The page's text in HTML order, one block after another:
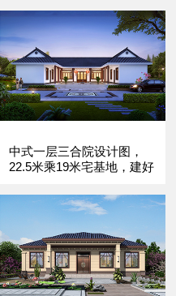
中式一层三合院设计图，
22.5米乘19米宅基地，建好